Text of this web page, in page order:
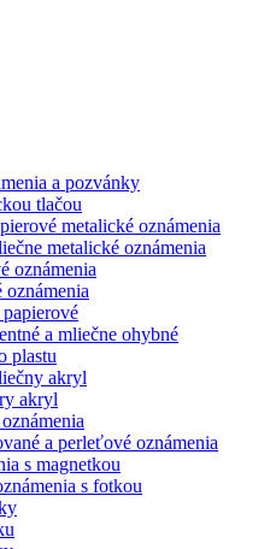
a pozvánky
tlačou
metalické oznámenia
metalické oznámenia
oznámenia
oznámenia
a mliečne ohybné
plastu
akryl
akryl
a perleťové oznámenia
s magnetkou
s fotkou